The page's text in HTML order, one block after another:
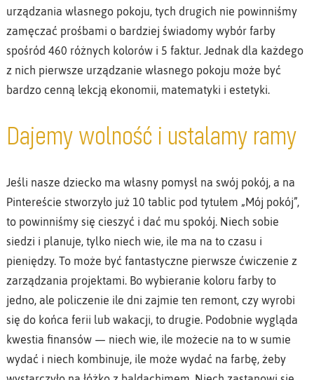
urządzania własnego pokoju, tych drugich nie powinniśmy
zamęczać prośbami o bardziej świadomy wybór farby
spośród 460 różnych kolorów i 5 faktur. Jednak dla każdego
z nich pierwsze urządzanie własnego pokoju może być
bardzo cenną lekcją ekonomii, matematyki i estetyki.
Dajemy wolność i ustalamy ramy
Jeśli nasze dziecko ma własny pomysł na swój pokój, a na
Pintereście stworzyło już 10 tablic pod tytułem „Mój pokój”,
to powinniśmy się cieszyć i dać mu spokój. Niech sobie
siedzi i planuje, tylko niech wie, ile ma na to czasu i
pieniędzy. To może być fantastyczne pierwsze ćwiczenie z
zarządzania projektami. Bo wybieranie koloru farby to
jedno, ale policzenie ile dni zajmie ten remont, czy wyrobi
się do końca ferii lub wakacji, to drugie. Podobnie wygląda
kwestia finansów — niech wie, ile możecie na to w sumie
wydać i niech kombinuje, ile może wydać na farbę, żeby